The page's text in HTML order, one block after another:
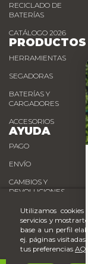
Utilizamos
servicios y
base a un perfil
ej. páginas
tus preferencias
RECICLADO DE
BATERÍAS
CATÁLOGO 2026
PRODUCTOS
HERRAMIENTAS
SEGADORAS
BATERÍAS Y
CARGADORES
ACCESORIOS
AYUDA
PAGO
ENVÍO
CAMBIOS Y
DEVOLUCIONES
PUNTOS DE